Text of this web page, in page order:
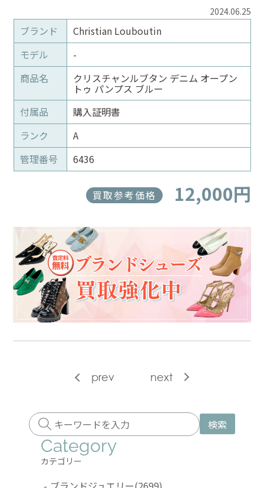
2024.06.25
ブランド
Christian Louboutin
モデル
-
商品名
クリスチャンルブタン デニム オープン
トゥ パンプス ブルー
付属品
購入証明書
ランク
A
管理番号
6436
買取参考価格 12,000円
prev next
検索
Category
カテゴリー